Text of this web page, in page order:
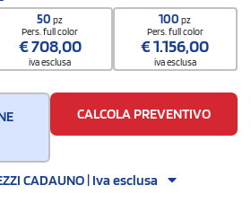
50pz
Pers. full color
€708,00
iva esclusa
100pz
Pers. full color
€1.156,00
iva esclusa
CALCOLA PREVENTIVO
CADAUNO | Iva esclusa